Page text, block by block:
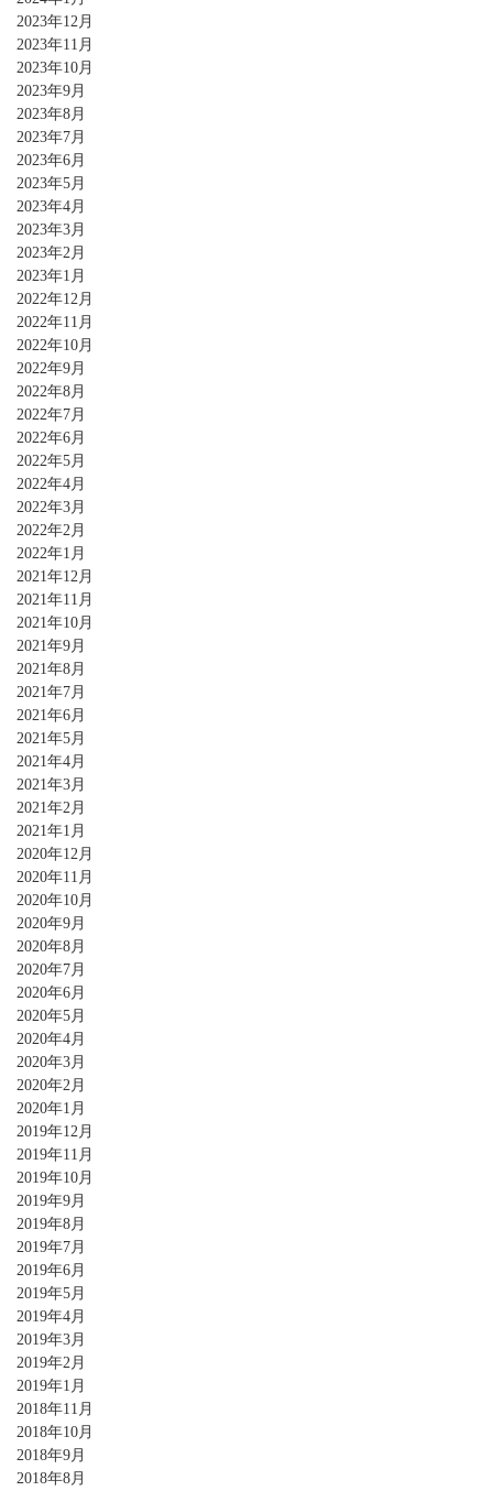
2023年12月
2023年11月
2023年10月
2023年9月
2023年8月
2023年7月
2023年6月
2023年5月
2023年4月
2023年3月
2023年2月
2023年1月
2022年12月
2022年11月
2022年10月
2022年9月
2022年8月
2022年7月
2022年6月
2022年5月
2022年4月
2022年3月
2022年2月
2022年1月
2021年12月
2021年11月
2021年10月
2021年9月
2021年8月
2021年7月
2021年6月
2021年5月
2021年4月
2021年3月
2021年2月
2021年1月
2020年12月
2020年11月
2020年10月
2020年9月
2020年8月
2020年7月
2020年6月
2020年5月
2020年4月
2020年3月
2020年2月
2020年1月
2019年12月
2019年11月
2019年10月
2019年9月
2019年8月
2019年7月
2019年6月
2019年5月
2019年4月
2019年3月
2019年2月
2019年1月
2018年11月
2018年10月
2018年9月
2018年8月